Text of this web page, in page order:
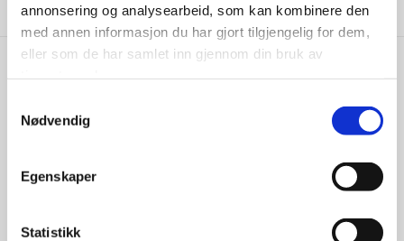
annonsering og analysearbeid, som kan kombinere den
med annen informasjon du har gjort tilgjengelig for dem,
eller som de har samlet inn gjennom din bruk av
Nødvendig
Egenskaper
Statistikk
Gavekort